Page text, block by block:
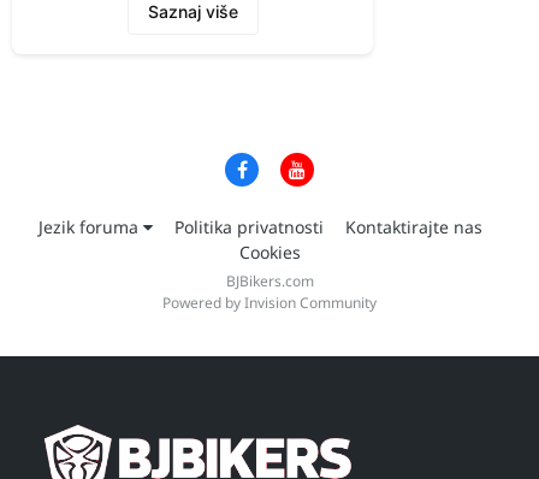
Saznaj više
Jezik foruma Politika privatnosti
Kontaktirajte nas
Cookies
BJBikers.com
Powered by Invision Community